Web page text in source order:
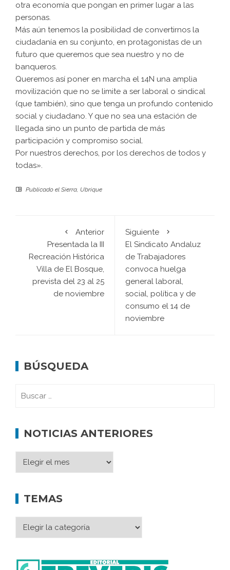
otra economía que pongan en primer lugar a las
personas.
Más aún tenemos la posibilidad de convertirnos la
ciudadanía en su conjunto, en protagonistas de un
futuro que queremos que sea nuestro y no de
banqueros.
Queremos así poner en marcha el 14N una amplia
movilización que no se limite a ser laboral o sindical
(que también), sino que tenga un profundo contenido
social y ciudadano. Y que no sea una estación de
llegada sino un punto de partida de más
participación y compromiso social.
Por nuestros derechos, por los derechos de todos y
todas».
Publicado el Sierra Ubrique
Anterior
Presentada la III
Recreación Histórica
Villa de El Bosque,
prevista del 23 al 25
de noviembre
Siguiente
El Sindicato Andaluz
de Trabajadores
convoca huelga
general laboral,
social, política y de
consumo el 14 de
noviembre
BÚSQUEDA
NOTICIAS ANTERIORES
TEMAS